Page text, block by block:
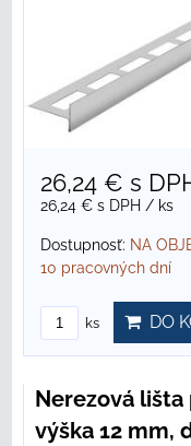
26,24 € s
26,24 € s DPH / ks
Dostupnosť: NA
10 pracovných dní
ks DO
Nerezová
výška 12 mm,